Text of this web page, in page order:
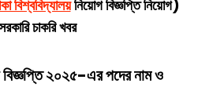
বিশ্ববিদ্যালয়নিয়োগ বিজ্ঞপ্তিনিয়োগ)
চাকরি খবর
২০২৫-এর পদের নাম ও